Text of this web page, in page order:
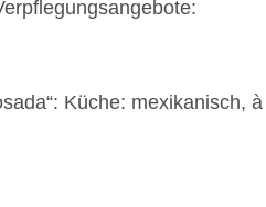
Küche: mexikanisch,